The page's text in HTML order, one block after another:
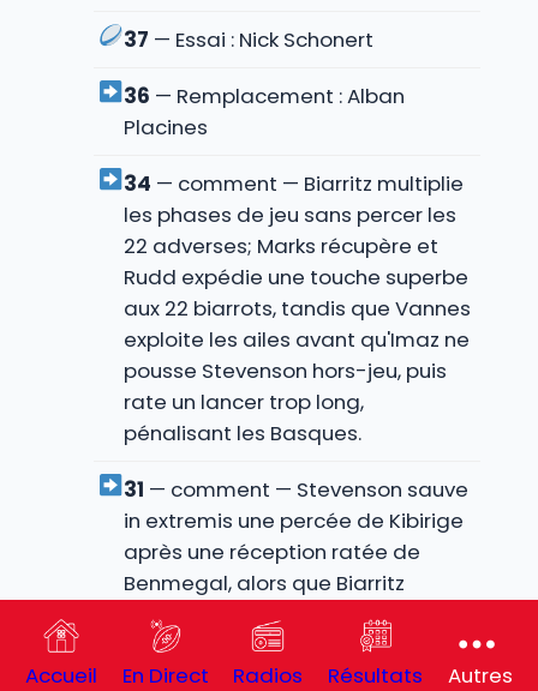
37 — Essai : Nick Schonert
36 — Remplacement : Alban
Placines
34 — comment — Biarritz multiplie
les phases de jeu sans percer les
22 adverses; Marks récupère et
Rudd expédie une touche superbe
aux 22 biarrots, tandis que Vannes
exploite les ailes avant qu'Imaz ne
pousse Stevenson hors-jeu, puis
rate un lancer trop long,
pénalisant les Basques.
31 — comment — Stevenson sauve
in extremis une percée de Kibirige
après une réception ratée de
Benmegal, alors que Biarritz
obtient une touche à 5 mètres, et
Dolhagaray dégage
profondément avant que Placines
Accueil En Direct Radios Résultats Autres